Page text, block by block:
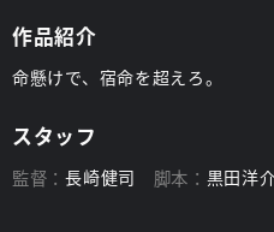
作品紹介
命懸けで、宿命を超えろ。
スタッフ
監督：長崎健司 脚本： 黒田洋